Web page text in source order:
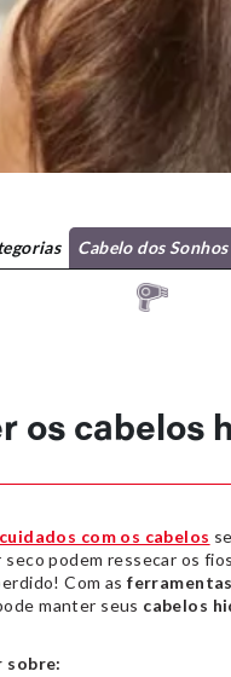
Cabelo dos Sonhos
os cabelos
cuidados com os cabelos
podem ressecar os
Com as
manter seus cabelos
sobre: